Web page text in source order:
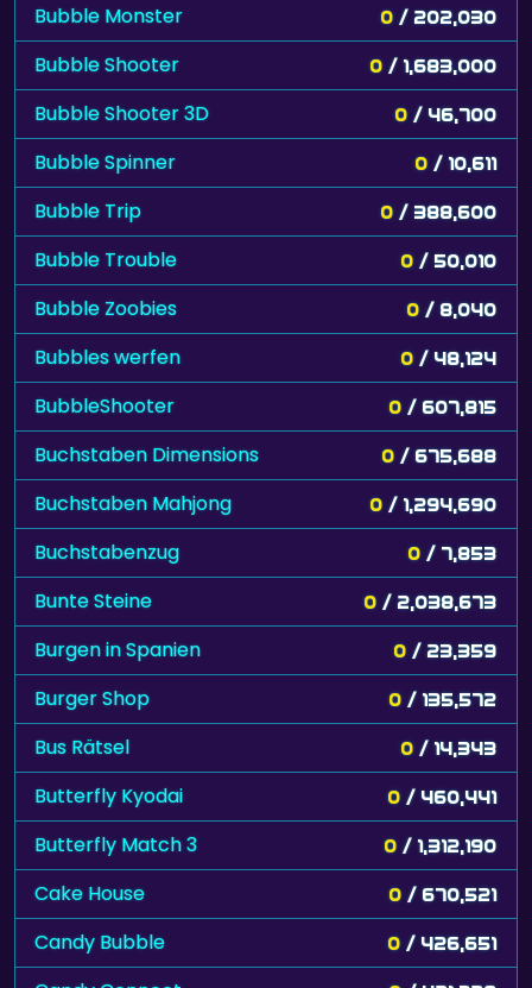
Bubble Monster 0 / 202,030
Bubble Shooter 0 / 1,683,000
Bubble Shooter 3D 0 / 46,700
Bubble Spinner 0 / 10,611
Bubble Trip 0 / 388,600
Bubble Trouble 0 / 50,010
Bubble Zoobies 0 / 8,040
Bubbles werfen 0 / 48,124
BubbleShooter 0 / 607,815
Buchstaben Dimensions 0 / 675,688
Buchstaben Mahjong 0 / 1,294,690
Buchstabenzug 0 / 7,853
Bunte Steine 0 / 2,038,673
Burgen in Spanien 0 / 23,359
Burger Shop 0 / 135,572
Bus Rätsel 0 / 14,343
Butterfly Kyodai 0 / 460,441
Butterfly Match 3 0 / 1,312,190
Cake House 0 / 670,521
Candy Bubble 0 / 426,651